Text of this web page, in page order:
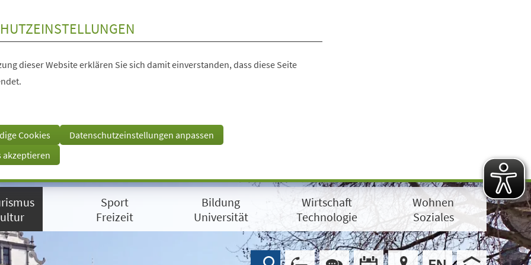
dieser Website erklären Sie sich damit einverstanden, dass diese Seite
Cookies
Datenschutzeinstellungen anpassen
akzeptieren
Sport
Freizeit
Bildung
Universität
Wirtschaft
Technologie
Wohnen
Soziales